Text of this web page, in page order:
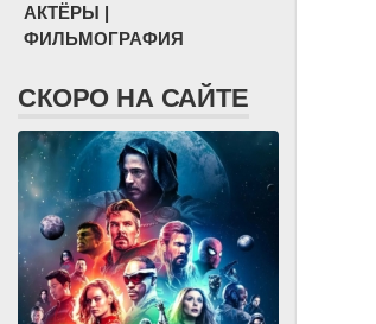
АКТЁРЫ |
ФИЛЬМОГРАФИЯ
СКОРО НА САЙТЕ